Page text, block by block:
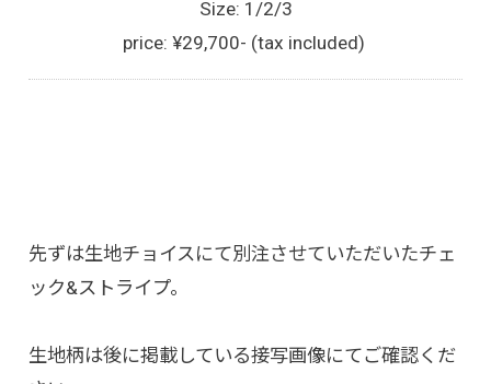
Size: 1/2/3
price: ¥29,700- (tax included)
先ずは生地チョイスにて別注させていただいたチェ
ック&ストライプ。
生地柄は後に掲載している接写画像にてご確認くだ